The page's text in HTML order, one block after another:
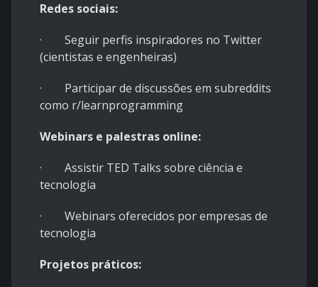
Redes sociais:
· Seguir perfis inspiradores no Twitter
(cientistas e engenheiras)
· Participar de discussões em subreddits
como r/learnprogramming
Webinars e palestras online:
· Assistir TED Talks sobre ciência e
tecnologia
· Webinars oferecidos por empresas de
tecnologia
Projetos práticos: